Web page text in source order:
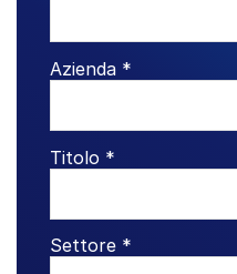
Azienda *
Titolo *
Settore *